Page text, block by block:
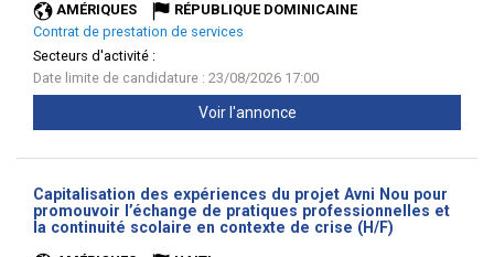
AMÉRIQUES
RÉPUBLIQUE DOMINICAINE
Contrat de prestation de services
Secteurs d'activité :
Date limite de candidature : 23/08/2026 17:00
Voir l'annonce
Capitalisation des expériences du projet Avni Nou pour
promouvoir l’échange de pratiques professionnelles et
la continuité scolaire en contexte de crise (H/F)